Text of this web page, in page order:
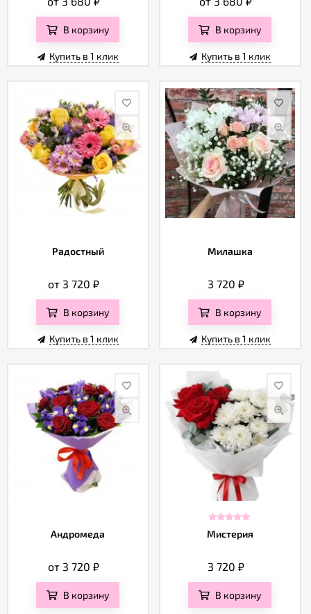
В корзину
Купить в 1 клик
В корзину
Купить в 1 клик
Радостный
от 3 720₽
В корзину
Купить в 1 клик
Милашка
3 720 ₽
В корзину
Купить в 1 клик
Андромеда
от 3 720₽
В корзину
Мистерия
3 720 ₽
В корзину